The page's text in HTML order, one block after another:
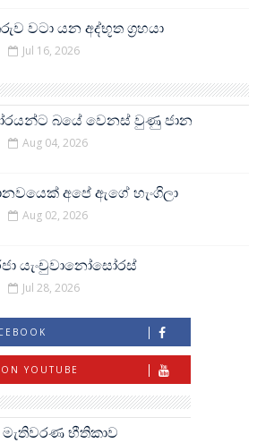
වටා යන අද්භූත ග්‍රහයා
Jul 16, 2026
බයේ වෙනස් වුණු ජාන
Aug 04, 2026
අපේ ඇගේ හැංගිලා
Aug 02, 2026
යැංචුවානෝසෝරස්
Jul 28, 2026
YOUTUBE
මැතිවරණ භීතිකාව